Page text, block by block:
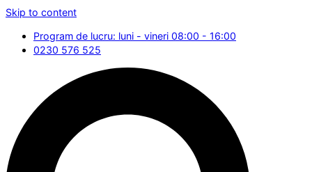
Skip to content
Program de lucru: luni - vineri 08:00 - 16:00
0230 576 525